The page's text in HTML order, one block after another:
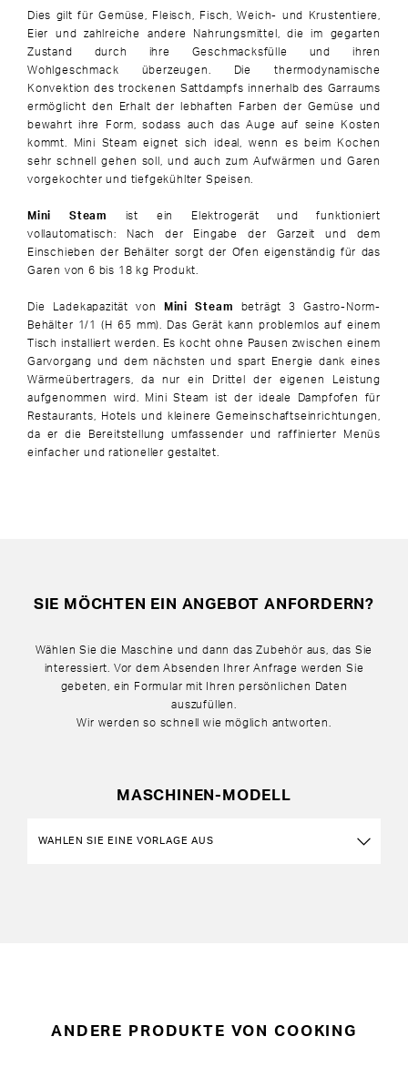
Dies gilt für Gemüse, Fleisch, Fisch, Weich- und Krustentiere,
Eier und zahlreiche andere Nahrungsmittel, die im gegarten
Zustand durch ihre Geschmacksfülle und ihren
Wohlgeschmack überzeugen. Die thermodynamische
Konvektion des trockenen Sattdampfs innerhalb des Garraums
ermöglicht den Erhalt der lebhaften Farben der Gemüse und
bewahrt ihre Form, sodass auch das Auge auf seine Kosten
kommt. Mini Steam eignet sich ideal, wenn es beim Kochen
sehr schnell gehen soll, und auch zum Aufwärmen und Garen
vorgekochter und tiefgekühlter Speisen.
Mini Steam
ist ein Elektrogerät und funktioniert
vollautomatisch: Nach der Eingabe der Garzeit und dem
Einschieben der Behälter sorgt der Ofen eigenständig für das
Garen von 6 bis 18 kg Produkt.
Die Ladekapazität von Mini Steam beträgt 3 Gastro-Norm-
Behälter 1/1 (H 65 mm). Das Gerät kann problemlos auf einem
Tisch installiert werden. Es kocht ohne Pausen zwischen einem
Garvorgang und dem nächsten und spart Energie dank eines
Wärmeübertragers, da nur ein Drittel der eigenen Leistung
aufgenommen wird. Mini Steam ist der ideale Dampfofen für
Restaurants, Hotels und kleinere Gemeinschaftseinrichtungen,
da er die Bereitstellung umfassender und raffinierter Menüs
einfacher und rationeller gestaltet.
SIE MÖCHTEN EIN ANGEBOT ANFORDERN?
Wählen Sie die Maschine und dann das Zubehör aus, das Sie
interessiert. Vor dem Absenden Ihrer Anfrage werden Sie
gebeten, ein Formular mit Ihren persönlichen Daten
auszufüllen.
Wir werden so schnell wie möglich antworten.
MASCHINEN-MODELL
ANDERE PRODUKTE VON COOKING